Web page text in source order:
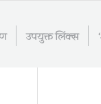
उपयुक्त लिंक्स